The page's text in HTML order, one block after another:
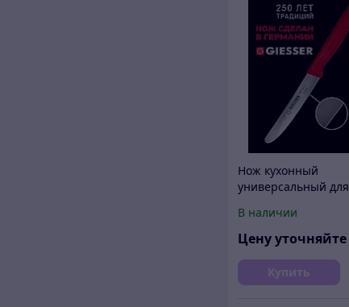
Нож кухонный
универсальный для
В наличии
Цену уточняйте
Купить